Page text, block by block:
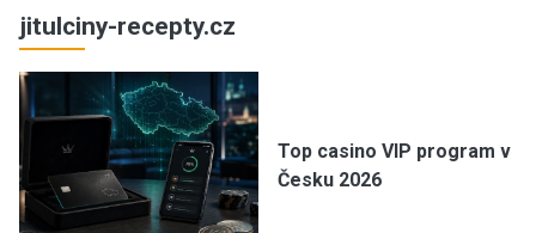
jitulciny-recepty.cz
Top casino VIP program v
Česku 2026